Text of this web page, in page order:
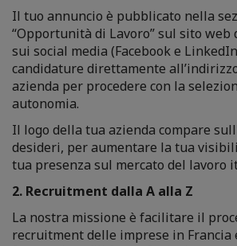
Il tuo annuncio è pubblicato nella
“Opportunità di Lavoro” sul sito web
sui social media (Facebook e
candidature direttamente
azienda per procedere con la
autonomia.
Il logo della tua azienda compare
desideri, per aumentare la tua
tua presenza sul mercato del lavoro
2. Recruitment dalla A alla Z
La nostra missione è facilitare il
recruitment delle imprese in Francia